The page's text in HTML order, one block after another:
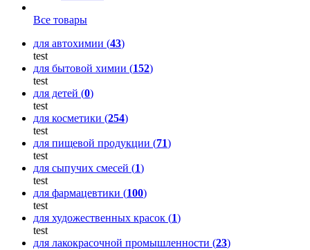
Все товары
для автохимии (43)
test
для бытовой химии (152)
test
для детей (0)
test
для косметики (254)
test
для пищевой продукции (71)
test
для сыпучих смесей (1)
test
для фармацевтики (100)
test
для художественных красок (1)
test
для лакокрасочной промышленности (23)